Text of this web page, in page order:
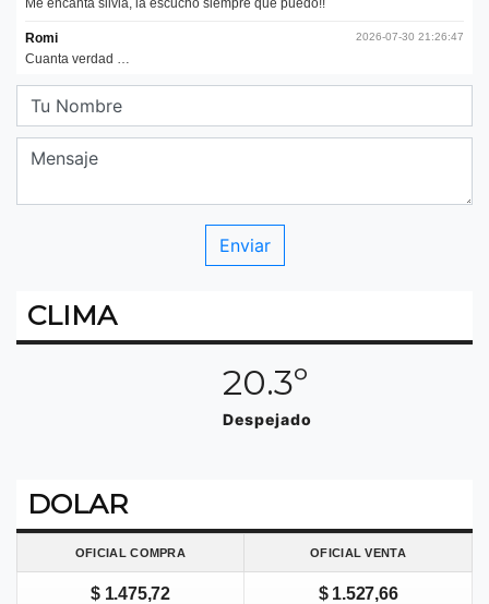
CLIMA
20.3º
Despejado
DOLAR
OFICIAL COMPRA OFICIAL VENTA
$ 1.475,72 $ 1.527,66